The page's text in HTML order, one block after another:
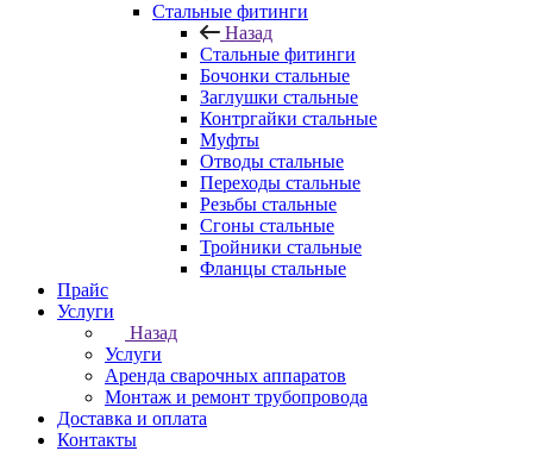
Стальные фитинги
Назад
Стальные фитинги
Бочонки стальные
Заглушки стальные
Контргайки стальные
Муфты
Отводы стальные
Переходы стальные
Резьбы стальные
Сгоны стальные
Тройники стальные
Фланцы стальные
Прайс
Услуги
Назад
Услуги
Аренда сварочных аппаратов
Монтаж и ремонт трубопровода
Доставка и оплата
Контакты